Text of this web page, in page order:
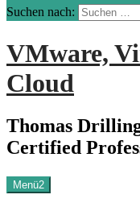
Suchen nach:
VMware,
Cloud
Thomas
Certified
Menü2